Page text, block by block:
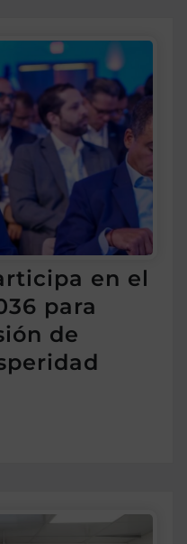
en el
para
de